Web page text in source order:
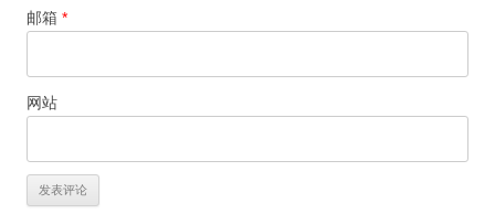
邮箱 *
网站